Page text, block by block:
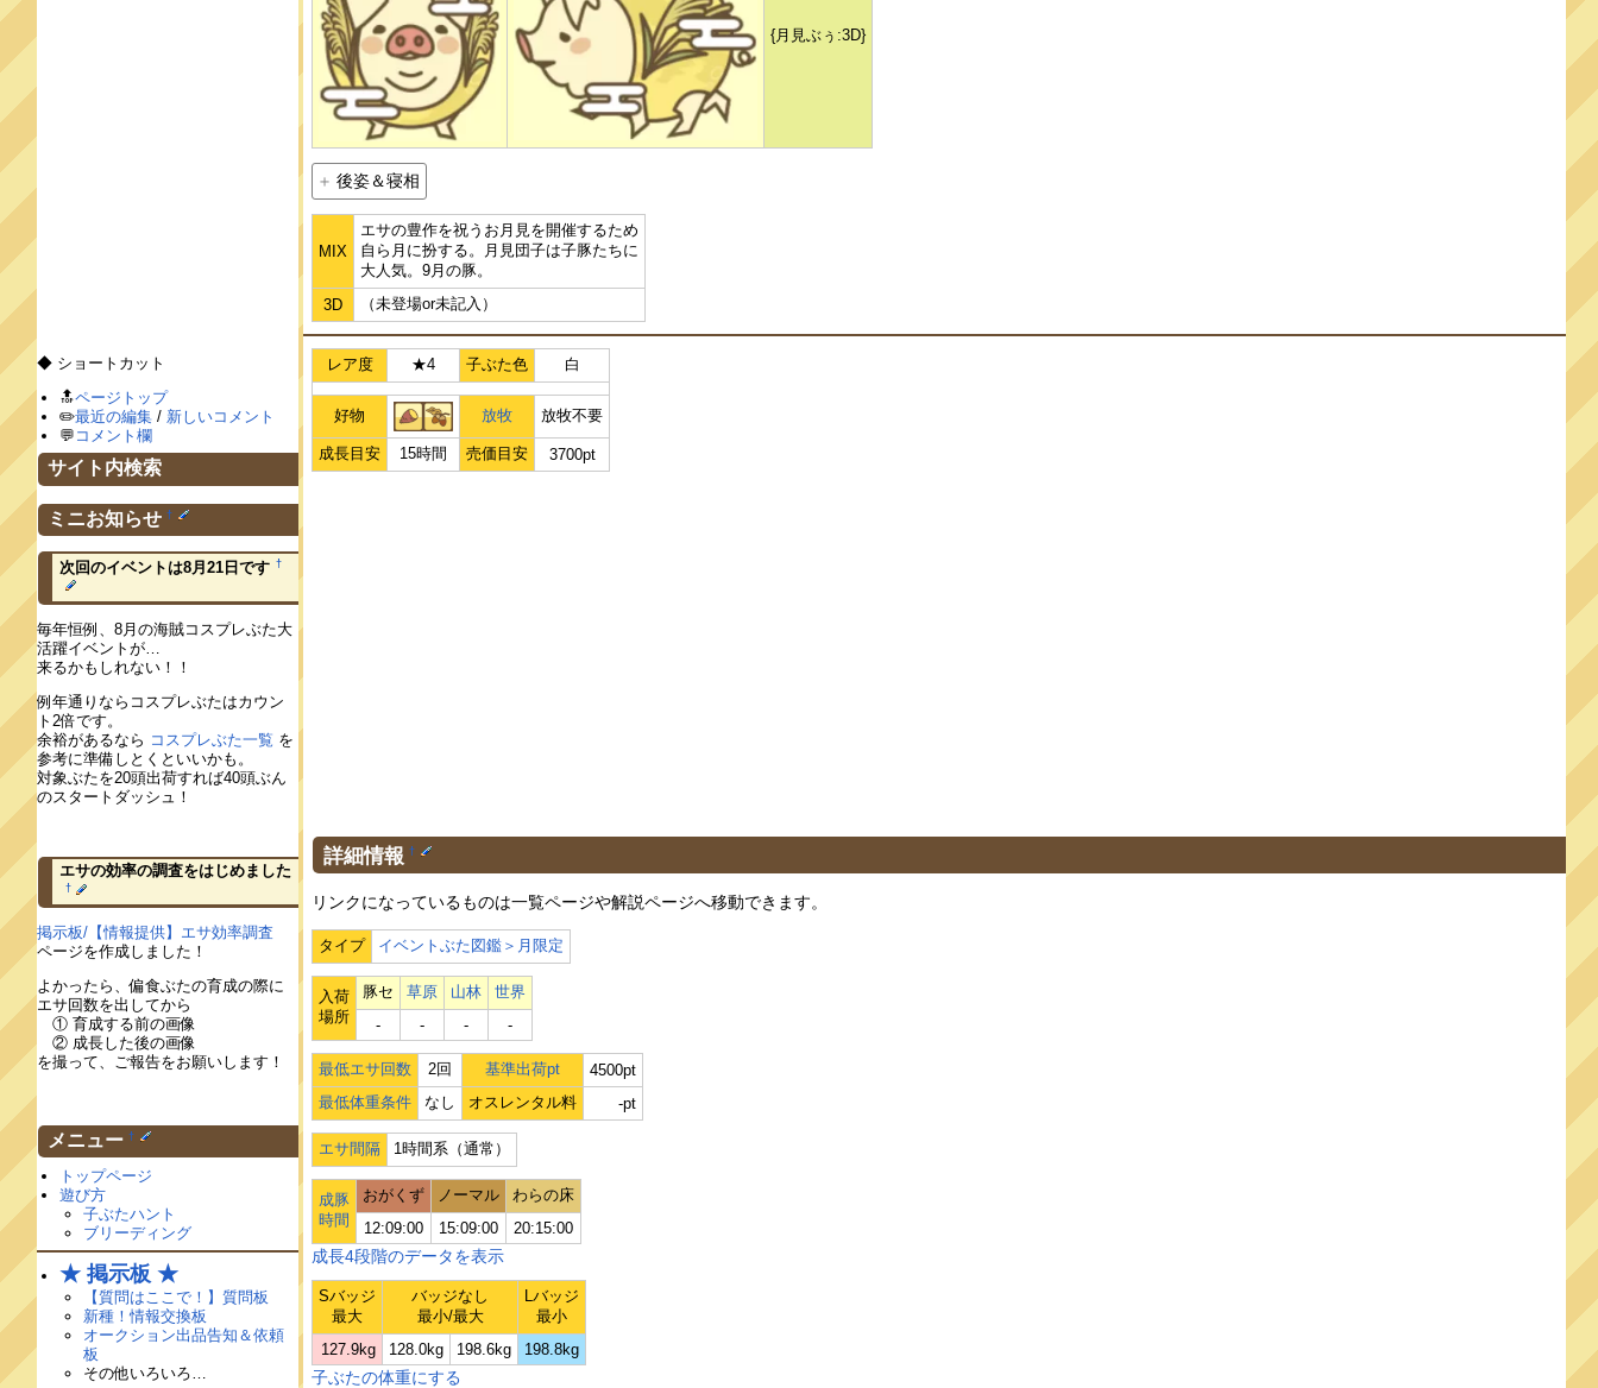
{月見ぶぅ:3D}
後姿＆寝相
MIX
エサの豊作を祝うお月見を開催するため
自ら月に扮する。月見団子は子豚たちに
大人気。9月の豚。
3D
（未登場or未記入）
レア度 ★4 子ぶた色 白
好物 放牧 放牧不要
成長目安 15時間 売価目安 3700pt
詳細情報 †
リンクになっているものは一覧ページや解説ページへ移動できます。
タイプ イベントぶた図鑑＞月限定
入荷
場所
豚セ 草原 山林
世界
‐
‐ ‐ ‐
最低エサ回数 2回 基準出荷pt
4500pt
最低体重条件
なし オスレンタル料 -pt
エサ間隔 1時間系（通常）
成豚
時間
おがくず ノーマル
わらの床
12:09:00
15:09:00 20:15:00
成長4段階のデータを表示
Sバッジ
最大
バッジなし
最小/最大
Lバッジ
最小
127.9kg
128.0kg 198.6kg 198.8kg
子ぶたの体重にする
◆ ショートカット
🔝ページトップ
✏️最近の編集 / 新しいコメント
💬 コメント欄
サイト内検索
ミニお知らせ †
次回のイベントは8月21日です †
毎年恒例、8月の海賊コスプレぶた大
活躍イベントが…
来るかもしれない！！
例年通りならコスプレぶたはカウン
ト2倍です。
余裕があるなら コスプレぶた一覧 を
参考に準備しとくといいかも。
対象ぶたを20頭出荷すれば40頭ぶん
のスタートダッシュ！
エサの効率の調査をはじめました
†
掲示板/【情報提供】エサ効率調査
ページを作成しました！
よかったら、偏食ぶたの育成の際に
エサ回数を出してから
① 育成する前の画像
② 成長した後の画像
を撮って、ご報告をお願いします！
メニュー †
トップページ
遊び方
子ぶたハント
ブリーディング
★ 掲示板 ★
【質問はここで！】質問板
新種！情報交換板
オークション出品告知＆依頼
板
その他いろいろ…